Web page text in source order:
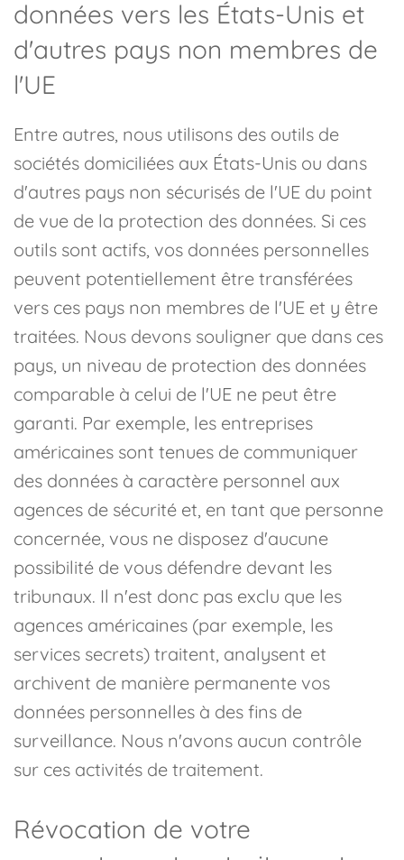
données vers les États-Unis et
d'autres pays non membres de
l'UE
Entre autres, nous utilisons des outils de
sociétés domiciliées aux États-Unis ou dans
d'autres pays non sécurisés de l'UE du point
de vue de la protection des données. Si ces
outils sont actifs, vos données personnelles
peuvent potentiellement être transférées
vers ces pays non membres de l'UE et y être
traitées. Nous devons souligner que dans ces
pays, un niveau de protection des données
comparable à celui de l'UE ne peut être
garanti. Par exemple, les entreprises
américaines sont tenues de communiquer
des données à caractère personnel aux
agences de sécurité et, en tant que personne
concernée, vous ne disposez d'aucune
possibilité de vous défendre devant les
tribunaux. Il n'est donc pas exclu que les
agences américaines (par exemple, les
services secrets) traitent, analysent et
archivent de manière permanente vos
données personnelles à des fins de
surveillance. Nous n'avons aucun contrôle
sur ces activités de traitement.
Révocation de votre